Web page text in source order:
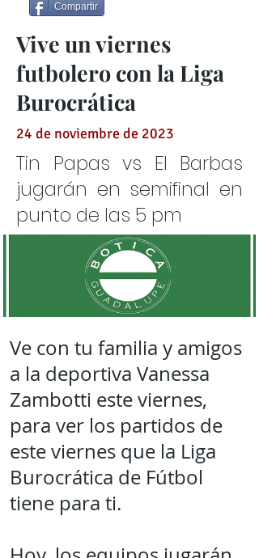
Compartir
Vive un viernes
futbolero con la Liga
Burocrática
24 de noviembre de 2023
Tin Papas vs El Barbas
jugarán en semifinal en
punto de las 5 pm
Ve con tu familia y amigos
a la deportiva Vanessa
Zambotti este viernes,
para ver los partidos de
este viernes que la Liga
Burocrática de Fútbol
tiene para ti.